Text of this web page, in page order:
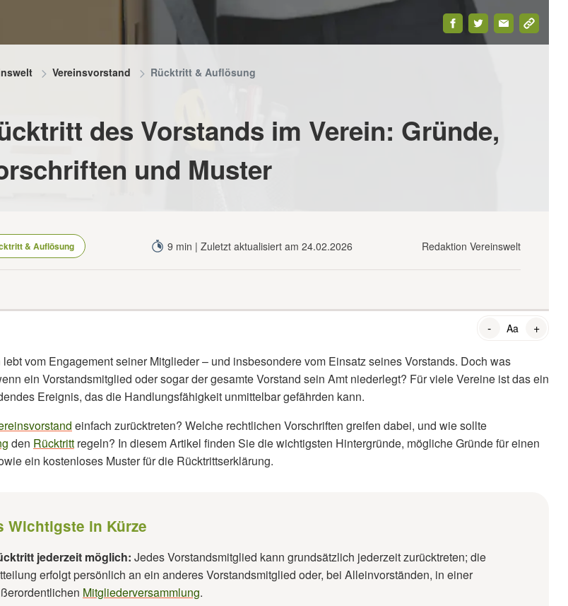
absichern
Vereinsvorstand Rücktritt & Auflösung
des Vorstands im Verein: Gründe,
und Muster
& Auflösung 9 min | Zuletzt aktualisiert am 24.02.2026 Redaktion Vereinswelt
- Aa +
lebt vom Engagement seiner Mitglieder – und insbesondere vom Einsatz seines Vorstands. Doch was
ein Vorstandsmitglied oder sogar der gesamte Vorstand sein Amt niederlegt? Für viele Vereine ist das ein
Ereignis, das die Handlungsfähigkeit unmittelbar gefährden kann.
einfach zurücktreten? Welche rechtlichen Vorschriften greifen dabei, und wie sollte
den Rücktritt regeln? In diesem Artikel finden Sie die wichtigsten Hintergründe, mögliche Gründe für einen
ein kostenloses Muster für die Rücktrittserklärung.
Wichtigste in Kürze
jederzeit möglich: Jedes Vorstandsmitglied kann grundsätzlich jederzeit zurücktreten; die
erfolgt persönlich an ein anderes Vorstandsmitglied oder, bei Alleinvorständen, in einer
Mitgliederversammlung.